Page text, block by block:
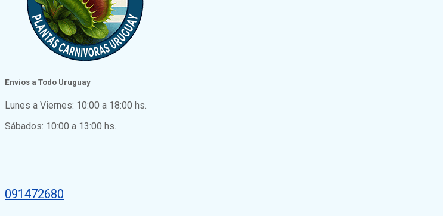
Envíos a Todo Uruguay
Lunes a Viernes: 10:00 a 18:00 hs.
Sábados: 10:00 a 13:00 hs.
091472680